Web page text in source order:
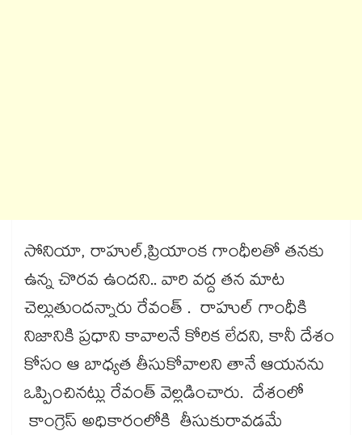
సోనియా, రాహుల్,ప్రియాంక గాంధీలతో తనకు
ఉన్న చొరవ ఉందని.. వారి వద్ద తన మాట
చెల్లుతుందన్నారు రేవంత్ . రాహుల్ గాంధీకి
నిజానికి ప్రధాని కావాలనే కోరిక లేదని, కానీ దేశం
కోసం ఆ బాధ్యత తీసుకోవాలని తానే ఆయనను
ఒప్పించినట్లు రేవంత్ వెల్లడించారు. దేశంలో
కాంగ్రెస్ అధికారంలోకి తీసుకురావడమే